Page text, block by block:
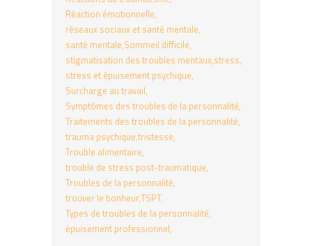
Réaction émotionnelle
réseaux sociaux et santé mentale
santé mentale Sommeil difficile
stigmatisation des troubles mentaux stress
stress et épuisement psychique
Surcharge au travail
Symptômes des troubles de la personnalité
Traitements des troubles de la personnalité
trauma psychique tristesse
Trouble alimentaire
trouble de stress post-traumatique
Troubles de la personnalité
trouver le bonheurTSPT
Types de troubles de la personnalité
épuisement professionnel